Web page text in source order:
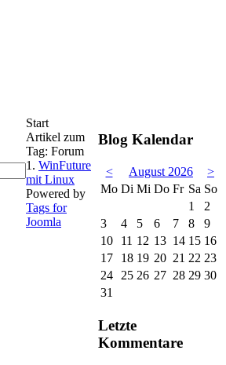
Start
Artikel zum
Tag: Forum
1. WinFuture
mit Linux
Powered by
Tags for
Joomla
Blog Kalendar
< August 2026
>
Mo Di Mi Do Fr Sa So
1
2
3
4 5 6 7 8
9
10
11 12 13 14 15 16
17
18 19 20 21 22 23
24 25 26 27 28 29 30
31
Letzte
Kommentare